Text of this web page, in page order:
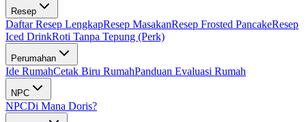
Resep
Daftar Resep LengkapResep MasakanResep Frosted PancakeResep
Iced DrinkRoti Tanpa Tepung (Perk)
Perumahan
Ide RumahCetak Biru RumahPanduan Evaluasi Rumah
NPC
NPCDi Mana Doris?